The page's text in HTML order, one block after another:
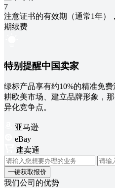
7
注意证书的有效期（通常1年）
期续费
特别提醒中国卖家
绿标产品享有约10%的精准免
耕欧美市场、建立品牌形象，
异化竞争点。
亚马逊
eBay
速卖通
我们公司的优势